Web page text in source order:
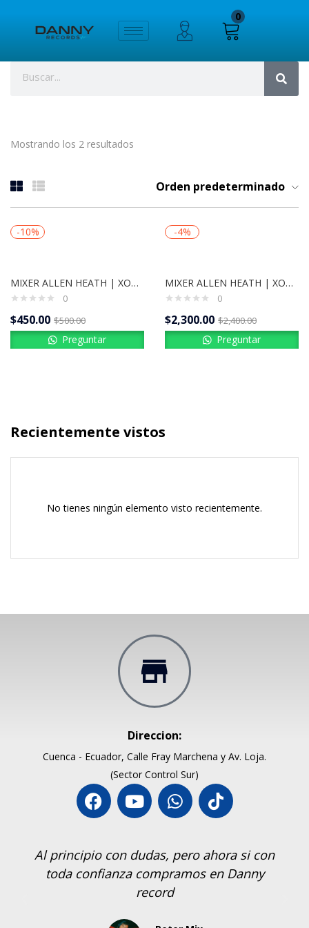
0
Mostrando los 2 resultados
Orden predeterminado
-10%
MIXER ALLEN HEATH | XONE 23 X
0
$450.00 $500.00
Preguntar
-4%
MIXER ALLEN HEATH | XONE 92 RX
0
$2,300.00 $2,400.00
Preguntar
Recientemente vistos
No tienes ningún elemento visto recientemente.
Direccion:
Cuenca - Ecuador, Calle Fray Marchena y Av. Loja.
(Sector Control Sur)
Al principio con dudas, pero ahora si con
toda confianza compramos en Danny
record